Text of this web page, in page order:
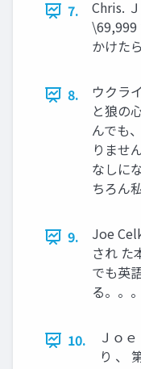
7.
Chris.
\69,999
かけた
8.
ウクラ
と狼の
んでも
りませ
なしに
ちろん
9.
Joe
され た
でも英
る。。。
10.
Ｊｏ
り 、